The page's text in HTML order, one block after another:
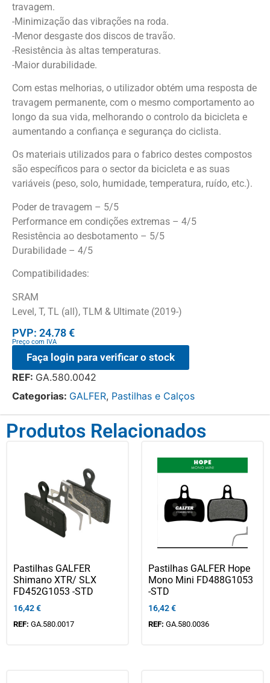
travagem.
-Minimização das vibrações na roda.
-Menor desgaste dos discos de travão.
-Resistência às altas temperaturas.
-Maior durabilidade.
Com estas melhorias, o utilizador obtém uma resposta de
travagem permanente, com o mesmo comportamento ao
longo da sua vida, melhorando o controlo da bicicleta e
aumentando a confiança e segurança do ciclista.
Os materiais utilizados para o fabrico destes compostos
são específicos para o sector da bicicleta e as suas
variáveis (peso, solo, humidade, temperatura, ruído, etc.).
Poder de travagem – 5/5
Performance em condições extremas – 4/5
Resistência ao desbotamento – 5/5
Durabilidade – 4/5
Compatibilidades:
SRAM
Level, T, TL (all), TLM & Ultimate (2019-)
PVP: 24.78 €
Preço com IVA
Faça login para verificar o stock
REF: GA.580.0042
Categorias: GALFER, Pastilhas e Calços
Produtos Relacionados
Pastilhas GALFER
Shimano XTR/ SLX
FD452G1053 -STD
16,42€
REF: GA.580.0017
Pastilhas GALFER Hope
Mono Mini FD488G1053
-STD
16,42€
REF: GA.580.0036